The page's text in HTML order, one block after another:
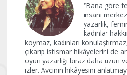
“Bana göre
insanı
yazarlık,
kadınlar
koymaz, kadınları
çıkarıp istismar hikâyelerini de
oyun yazarlığı biraz daha uzun
izler. Avcının hikâyesini